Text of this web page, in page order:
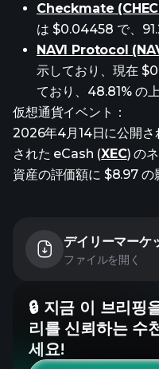
Checkmate
は $0.04458 で、
NAVI Protocol
示しており、現在
ており、48.81% の
仮想通貨イベント：
2026年4月14日に公開さ
された eCash (XEC) の
資産の評価額に $8.97 の
デイリーマーケ
ファイルを開く
🔒 지금 이 브리핑
리를 신뢰하는 수
세요!